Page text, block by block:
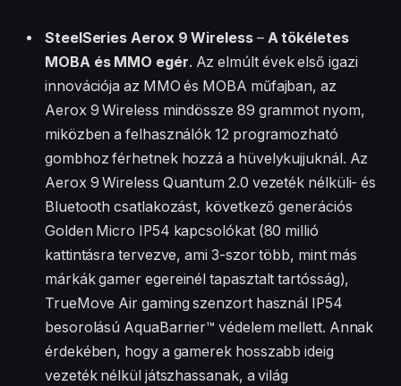
SteelSeries Aerox 9 Wireless– A tökéletes
MOBA és MMO egér. Az elmúlt évek első igazi
innovációja az MMO és MOBA műfajban, az
Aerox 9 Wireless mindössze 89 grammot nyom,
miközben a felhasználók 12 programozható
gombhoz férhetnek hozzá a hüvelykujjuknál. Az
Aerox 9 Wireless Quantum 2.0 vezeték nélküli- és
Bluetooth csatlakozást, következő generációs
Golden Micro IP54 kapcsolókat (80 millió
kattintásra tervezve, ami 3-szor több, mint más
márkák gamer egereinél tapasztalt tartósság),
TrueMove Air gaming szenzort használ IP54
besorolású AquaBarrier™ védelem mellett. Annak
érdekében, hogy a gamerek hosszabb ideig
vezeték nélkül játszhassanak, a világ